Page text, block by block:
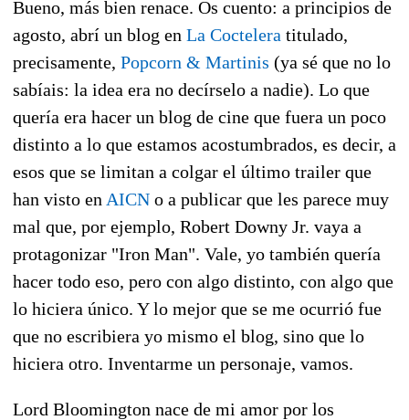
Bueno, más bien renace. Os cuento: a principios de
agosto, abrí un blog en La Coctelera titulado,
precisamente, Popcorn & Martinis (ya sé que no lo
sabíais: la idea era no decírselo a nadie). Lo que
quería era hacer un blog de cine que fuera un poco
distinto a lo que estamos acostumbrados, es decir, a
esos que se limitan a colgar el último trailer que
han visto en AICN o a publicar que les parece muy
mal que, por ejemplo, Robert Downy Jr. vaya a
protagonizar "Iron Man". Vale, yo también quería
hacer todo eso, pero con algo distinto, con algo que
lo hiciera único. Y lo mejor que se me ocurrió fue
que no escribiera yo mismo el blog, sino que lo
hiciera otro. Inventarme un personaje, vamos.
Lord Bloomington nace de mi amor por los